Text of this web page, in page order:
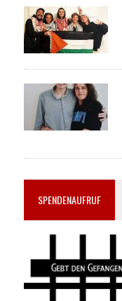
SPENDENAUFRUF